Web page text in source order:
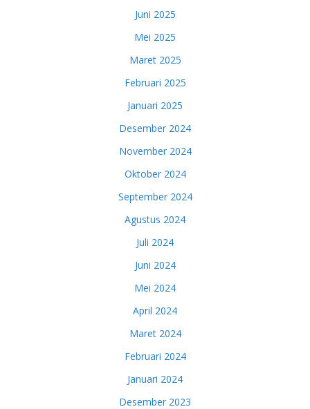
Juni 2025
Mei 2025
Maret 2025
Februari 2025
Januari 2025
Desember 2024
November 2024
Oktober 2024
September 2024
Agustus 2024
Juli 2024
Juni 2024
Mei 2024
April 2024
Maret 2024
Februari 2024
Januari 2024
Desember 2023